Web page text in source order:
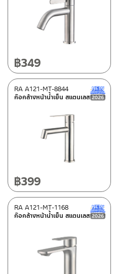
Black(13)
Golden
Type
BEN-fittings
Special tags
Status
New Arrival สินค้าใหม่ ปี 2026
Normal stock level
฿349
ก๊อกล้างหน้าน้ำเย็น สแตนเลส
RA A121-MT-8844
฿399
ก๊อกล้างหน้าน้ำเย็น สแตนเลส
RA A121-MT-1168